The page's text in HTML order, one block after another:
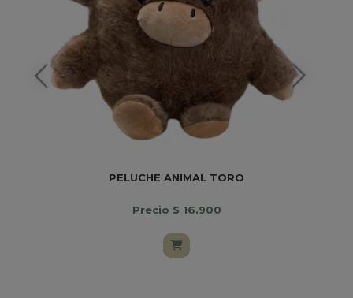
PELUCHE ANIMAL TORO
Precio $ 16.900